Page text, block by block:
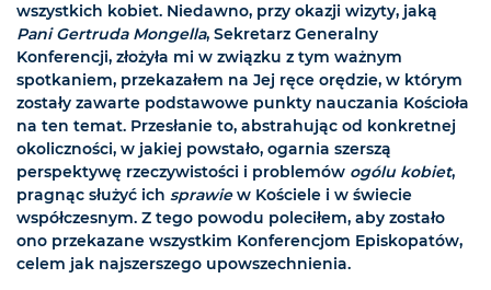
wszystkich kobiet. Niedawno, przy okazji wizyty, jaką
Pani Gertruda Mongella, Sekretarz Generalny
Konferencji, złożyła mi w związku z tym ważnym
spotkaniem, przekazałem na Jej ręce orędzie, w którym
zostały zawarte podstawowe punkty nauczania Kościoła
na ten temat. Przesłanie to, abstrahując od konkretnej
okoliczności, w jakiej powstało, ogarnia szerszą
perspektywę rzeczywistości i problemów ogólu kobiet,
pragnąc służyć ich sprawiew Kościele i w świecie
współczesnym. Z tego powodu poleciłem, aby zostało
ono przekazane wszystkim Konferencjom Episkopatów,
celem jak najszerszego upowszechnienia.